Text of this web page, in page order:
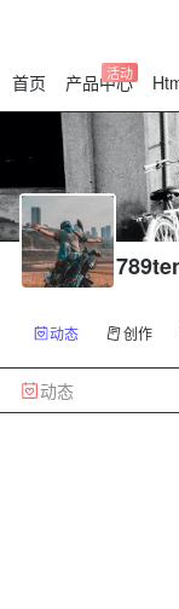
首页 产品中心
活动
动态 创作
动态